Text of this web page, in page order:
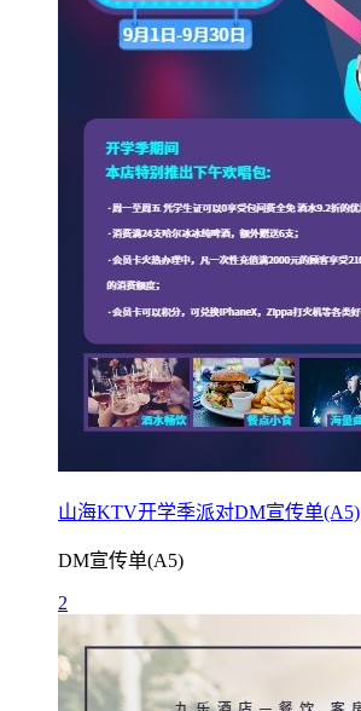
山海KTV开学季派对DM宣传单(A5)
DM宣传单(A5)
2